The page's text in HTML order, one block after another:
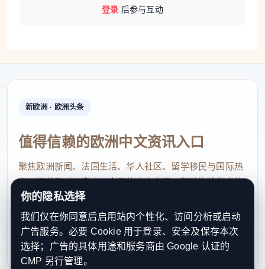
登录 后参与互动
新欧洲 · 欧洲头条
值得信赖的欧洲中文资讯入口
聚焦欧洲新闻、法国生活、华人社区、留学移民与国际热
点，提供及时、真实、实用的中文资讯，帮助海外华人快
速了解欧洲动态。
contact@xinouzhou.com
服务支持、版权与合作：工作日优先处理站务、投稿与权
利通知
你的隐私选择
我们仅在你同意后启用站内个性化、访问分析或启动
广告服务。必要 Cookie 用于登录、安全及保存本次
选择；广告的具体用途和服务商由 Google 认证的
CMP 另行管理。